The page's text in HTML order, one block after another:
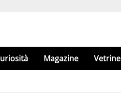
Magazine Vetrine